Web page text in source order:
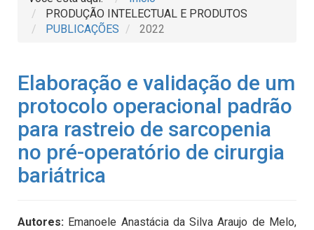
PRODUÇÃO INTELECTUAL E PRODUTOS
PUBLICAÇÕES
2022
Elaboração e validação de um
protocolo operacional padrão
para rastreio de sarcopenia
no pré-operatório de cirurgia
bariátrica
Autores: Emanoele Anastácia da Silva Araujo de Melo,